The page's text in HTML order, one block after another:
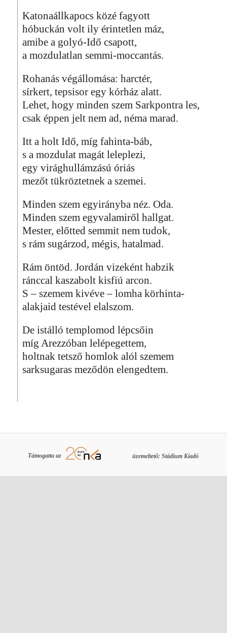
Katonaállkapocs közé fagyott
hóbuckán volt ily érintetlen máz,
amibe a golyó-Idő csapott,
a mozdulatlan semmi-moccantás.
Rohanás végállomása: harctér,
sírkert, tepsisor egy kórház alatt.
Lehet, hogy minden szem Sarkpontra les,
csak éppen jelt nem ad, néma marad.
Itt a holt Idő, míg fahinta-báb,
s a mozdulat magát leleplezi,
egy virághullámzású óriás
mezőt tükröztetnek a szemei.
Minden szem egyirányba néz. Oda.
Minden szem egyvalamiről hallgat.
Mester, előtted semmit nem tudok,
s rám sugárzod, mégis, hatalmad.
Rám öntöd. Jordán vizeként habzik
ránccal kaszabolt kisfiú arcon.
S – szemem kivéve – lomha körhinta-
alakjaid testével elalszom.
De istálló templomod lépcsőin
míg Arezzóban lelépegettem,
holtnak tetsző homlok alól szemem
sarksugaras meződön elengedtem.
Támogatta az üzemeltető: Stádium Kiadó